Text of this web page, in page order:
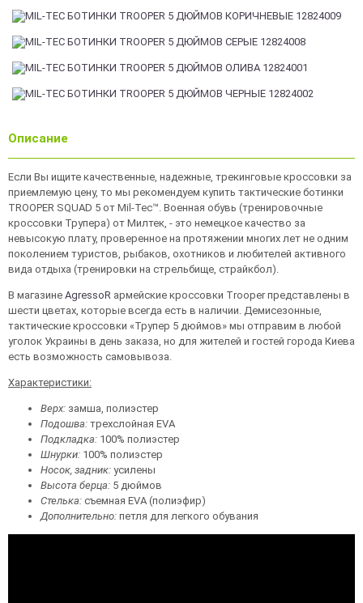
Описание
Если Вы ищите качественные, надежные, трекинговые кроссовки за
приемлемую цену, то мы рекомендуем купить тактические ботинки
TROOPER SQUAD 5 от Mil-Tec™. Военная обувь (тренировочные
кроссовки Трупера) от Милтек, - это немецкое качество за
невысокую плату, проверенное на протяжении многих лет не одним
поколением туристов, рыбаков, охотников и любителей активного
вида отдыха (тренировки на стрельбище, страйкбол).
В магазине AgressoR армейские кроссовки Trooper представлены в
шести цветах, которые всегда есть в наличии. Демисезонные,
тактические кроссовки «Трупер 5 дюймов» мы отправим в любой
уголок Украины в день заказа, но для жителей и гостей города Киева
есть возможность самовывоза.
Характеристики:
Верх: замша, полиэстер
Подошва: трехслойная EVA
Подкладка: 100% полиэстер
Шнурки: 100% полиэстер
Носок, задник: усилены
Высота берца: 5 дюймов
Стелька: съемная EVA (полиэфир)
Дополнительно: петля для легкого обувания